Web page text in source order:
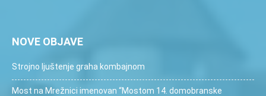
NOVE OBJAVE
Strojno ljuštenje graha kombajnom
Most na Mrežnici imenovan “Mostom 14. domobranske